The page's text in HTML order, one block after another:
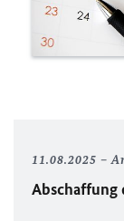
11.08.2025
Abschaffung